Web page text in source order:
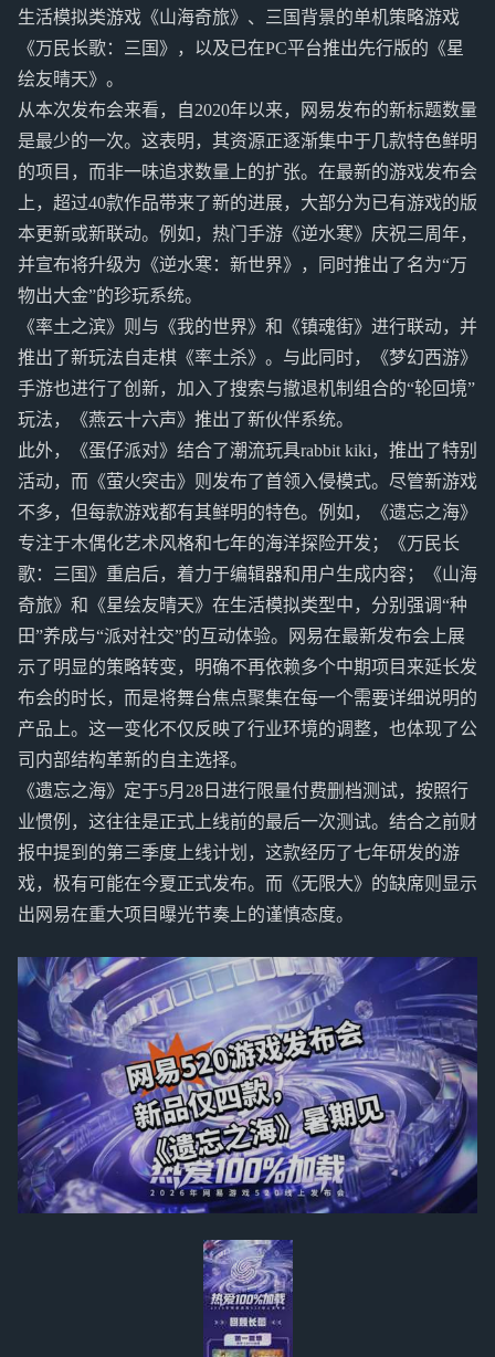
生活模拟类游戏《山海奇旅》、三国背景的单机策略游戏
《万民长歌：三国》，以及已在PC平台推出先行版的《星
绘友晴天》。
从本次发布会来看，自2020年以来，网易发布的新标题数量
是最少的一次。这表明，其资源正逐渐集中于几款特色鲜明
的项目，而非一味追求数量上的扩张。在最新的游戏发布会
上，超过40款作品带来了新的进展，大部分为已有游戏的版
本更新或新联动。例如，热门手游《逆水寒》庆祝三周年，
并宣布将升级为《逆水寒：新世界》，同时推出了名为“万
物出大金”的珍玩系统。
《率土之滨》则与《我的世界》和《镇魂街》进行联动，并
推出了新玩法自走棋《率土杀》。与此同时，《梦幻西游》
手游也进行了创新，加入了搜索与撤退机制组合的“轮回境”
玩法，《燕云十六声》推出了新伙伴系统。
此外，《蛋仔派对》结合了潮流玩具rabbit kiki，推出了特别
活动，而《萤火突击》则发布了首领入侵模式。尽管新游戏
不多，但每款游戏都有其鲜明的特色。例如，《遗忘之海》
专注于木偶化艺术风格和七年的海洋探险开发；《万民长
歌：三国》重启后，着力于编辑器和用户生成内容；《山海
奇旅》和《星绘友晴天》在生活模拟类型中，分别强调“种
田”养成与“派对社交”的互动体验。网易在最新发布会上展
示了明显的策略转变，明确不再依赖多个中期项目来延长发
布会的时长，而是将舞台焦点聚集在每一个需要详细说明的
产品上。这一变化不仅反映了行业环境的调整，也体现了公
司内部结构革新的自主选择。
《遗忘之海》定于5月28日进行限量付费删档测试，按照行
业惯例，这往往是正式上线前的最后一次测试。结合之前财
报中提到的第三季度上线计划，这款经历了七年研发的游
戏，极有可能在今夏正式发布。而《无限大》的缺席则显示
出网易在重大项目曝光节奏上的谨慎态度。